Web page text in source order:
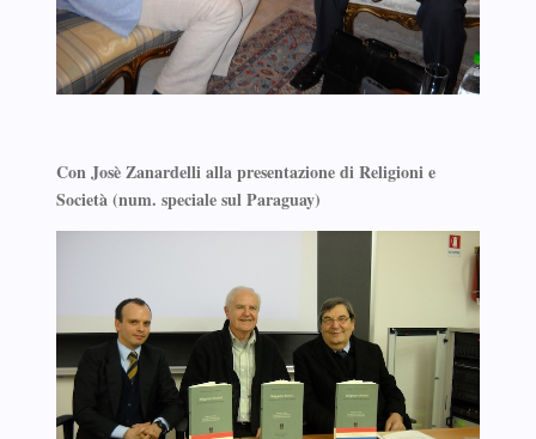
Con Josè Zanardelli alla presentazione di Religioni e
Società (num. speciale sul Paraguay)